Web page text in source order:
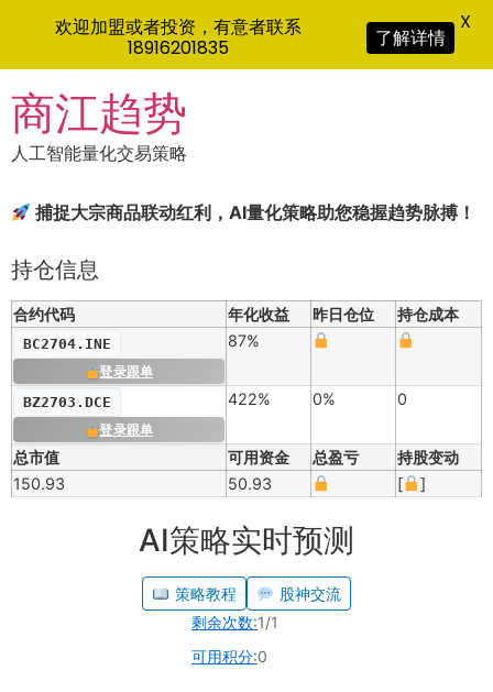
to
content
商江趋势
人工智能量化交易策略
捕捉大宗商品联动红利，AI量化策略助您稳握趋势脉搏！
持仓信息
合约代码 年化收益 昨日仓位 持仓成本
BC2704.INE
登录跟单
87%
BZ2703.DCE
登录跟单
422% 0% 0
总市值 可用资金 总盈亏
持股变动
150.93
50.93 [ ]
AI策略实时预测
策略教程
股神交流
剩余次数:1/1
可用积分:0
欢迎加盟或者投资，有意者联系
18916201835
了解详情
X